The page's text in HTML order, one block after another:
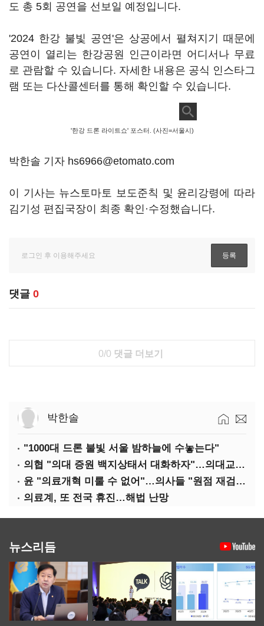
도 총 5회 공연을 선보일 예정입니다.
'2024 한강 불빛 공연'은 상공에서 펼쳐지기 때문에
공연이 열리는 한강공원 인근이라면 어디서나 무료
로 관람할 수 있습니다. 자세한 내용은 공식 인스타그
램 또는 다산콜센터를 통해 확인할 수 있습니다.
'한강 드론 라이트쇼' 포스터. (사진=서울시)
박한솔 기자 hs6966@etomato.com
이 기사는 뉴스토마토 보도준칙 및 윤리강령에 따라
김기성 편집국장이 최종 확인·수정했습니다.
댓글 0
0/0 댓글 더보기
박한솔
"1000대 드론 불빛 서울 밤하늘에 수놓는다"
의협 "의대 증원 백지상태서 대화하자"…의대교수, 집단 휴진
윤 "의료개혁 미룰 수 없어"…의사들 "원점 재검토"
의료계, 또 전국 휴진…해법 난망
뉴스리듬